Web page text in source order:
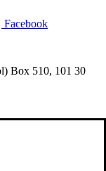
Facebook
Box 510, 101 30